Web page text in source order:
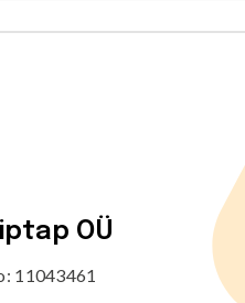
OÜ
11043461